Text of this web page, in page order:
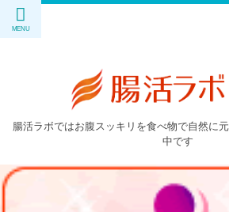
腸活ラボではお腹スッキリを食べ物で自然に
中です